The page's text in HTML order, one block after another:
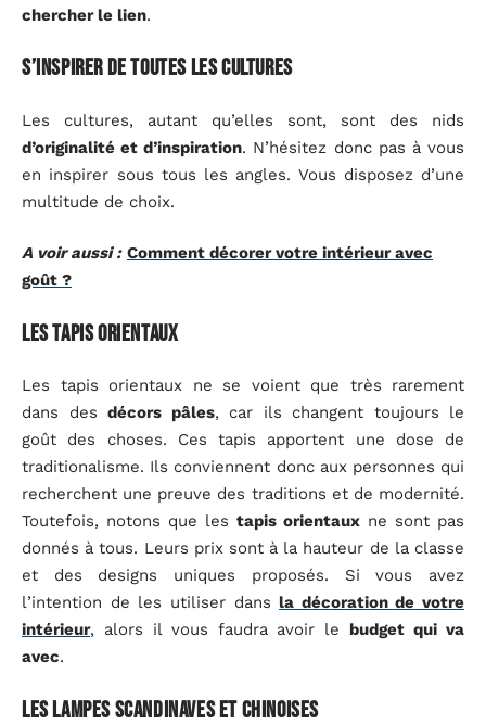
chercher le lien.
S’inspirer de toutes les cultures
Les cultures, autant qu’elles sont, sont des nids
d’originalité et d’inspiration. N’hésitez donc pas à vous
en inspirer sous tous les angles. Vous disposez d’une
multitude de choix.
A voir aussi : Comment décorer votre intérieur avec
goût ?
Les tapis orientaux
Les tapis orientaux ne se voient que très rarement
dans des décors pâles, car ils changent toujours le
goût des choses. Ces tapis apportent une dose de
traditionalisme. Ils conviennent donc aux personnes qui
recherchent une preuve des traditions et de modernité.
Toutefois, notons que les tapis orientaux ne sont pas
donnés à tous. Leurs prix sont à la hauteur de la classe
et des designs uniques proposés. Si vous avez
l’intention de les utiliser dansla décoration de votre
intérieur, alors il vous faudra avoir le budget qui va
avec.
Les lampes scandinaves et chinoises